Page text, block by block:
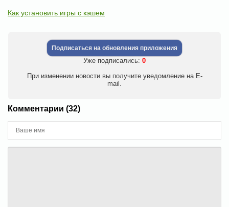
Как установить игры с кэшем
Подписаться на обновления приложения
Уже подписались: 0
При изменении новости вы получите уведомление на E-
mail.
Комментарии (32)